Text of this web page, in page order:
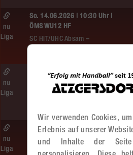
So. 14.06.2026 | 10:30 Uhr |
ÖMS WU12 HF
SC HIT/UHC Absam –
nu
Liga
Sa. 13.06.2026 | 19:05 Uhr |
MADx WAT Atzgersdorf –
nu
Liga
Sa. 13.06.2026 | 14:30 Uhr |
WU12
Hypo NÖ –
nu
Liga
Wir verwenden Cookies,
Erlebnis auf unserer
und Inhalte der